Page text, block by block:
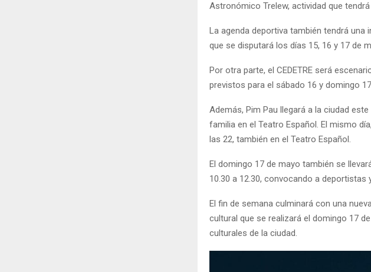
Astronómico Trelew, actividad que
La agenda deportiva también tendrá una
que se disputará los días 15, 16 y 17 de
Por otra parte, el CEDETRE será
previstos para el sábado 16 y domingo
Además, Pim Pau llegará a la ciudad
familia en el Teatro Español. El mismo
las 22, también en el Teatro Español.
El domingo 17 de mayo también se
10.30 a 12.30, convocando a
El fin de semana culminará con una
cultural que se realizará el domingo 17
culturales de la ciudad.